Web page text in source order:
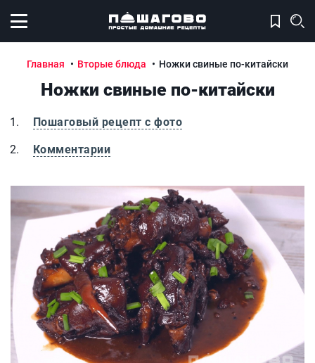
Открыть меню
Главная Вторые блюда Ножки свиные по-китайски
Ножки свиные по-китайски
Пошаговый рецепт с фото
Комментарии
Ножки свиные по-китайски